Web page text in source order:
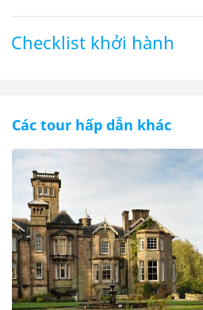
Checklist khởi hành
Các tour hấp dẫn khác